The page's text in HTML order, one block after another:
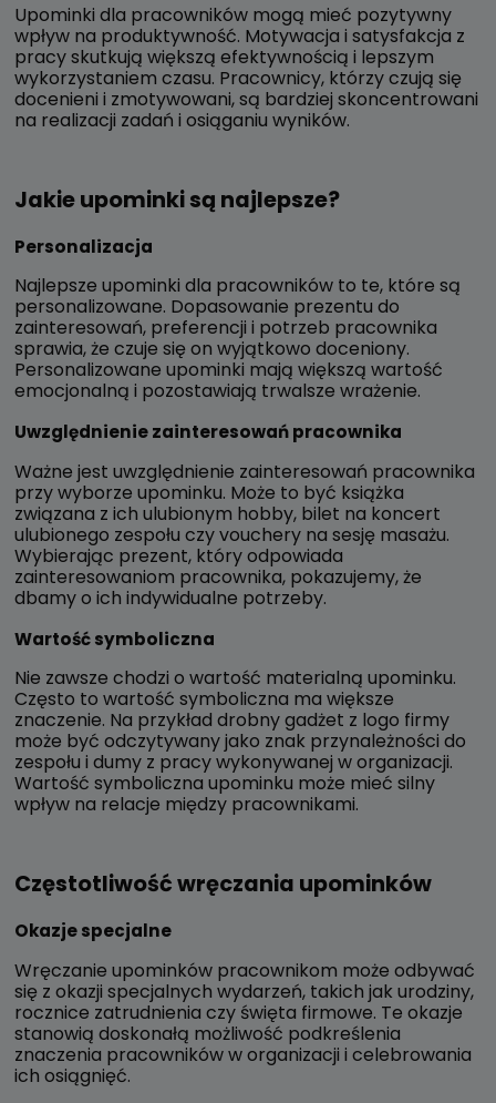
Upominki dla pracowników mogą mieć pozytywny
wpływ na produktywność. Motywacja i satysfakcja z
pracy skutkują większą efektywnością i lepszym
wykorzystaniem czasu. Pracownicy, którzy czują się
docenieni i zmotywowani, są bardziej skoncentrowani
na realizacji zadań i osiąganiu wyników.
Jakie upominki są najlepsze?
Personalizacja
Najlepsze upominki dla pracowników to te, które są
personalizowane. Dopasowanie prezentu do
zainteresowań, preferencji i potrzeb pracownika
sprawia, że czuje się on wyjątkowo doceniony.
Personalizowane upominki mają większą wartość
emocjonalną i pozostawiają trwalsze wrażenie.
Uwzględnienie zainteresowań pracownika
Ważne jest uwzględnienie zainteresowań pracownika
przy wyborze upominku. Może to być książka
związana z ich ulubionym hobby, bilet na koncert
ulubionego zespołu czy vouchery na sesję masażu.
Wybierając prezent, który odpowiada
zainteresowaniom pracownika, pokazujemy, że
dbamy o ich indywidualne potrzeby.
Wartość symboliczna
Nie zawsze chodzi o wartość materialną upominku.
Często to wartość symboliczna ma większe
znaczenie. Na przykład drobny gadżet z logo firmy
może być odczytywany jako znak przynależności do
zespołu i dumy z pracy wykonywanej w organizacji.
Wartość symboliczna upominku może mieć silny
wpływ na relacje między pracownikami.
Częstotliwość wręczania upominków
Okazje specjalne
Wręczanie upominków pracownikom może odbywać
się z okazji specjalnych wydarzeń, takich jak urodziny,
rocznice zatrudnienia czy święta firmowe. Te okazje
stanowią doskonałą możliwość podkreślenia
znaczenia pracowników w organizacji i celebrowania
ich osiągnięć.